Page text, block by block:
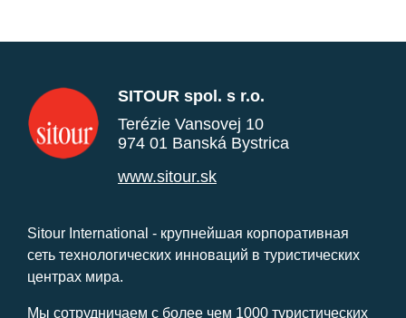
SITOUR spol. s r.o.
Terézie Vansovej 10
974 01 Banská Bystrica
www.sitour.sk
Sitour International - крупнейшая корпоративная
сеть технологических инноваций в туристических
центрах мира.
Мы сотрудничаем с более чем 1000 туристических